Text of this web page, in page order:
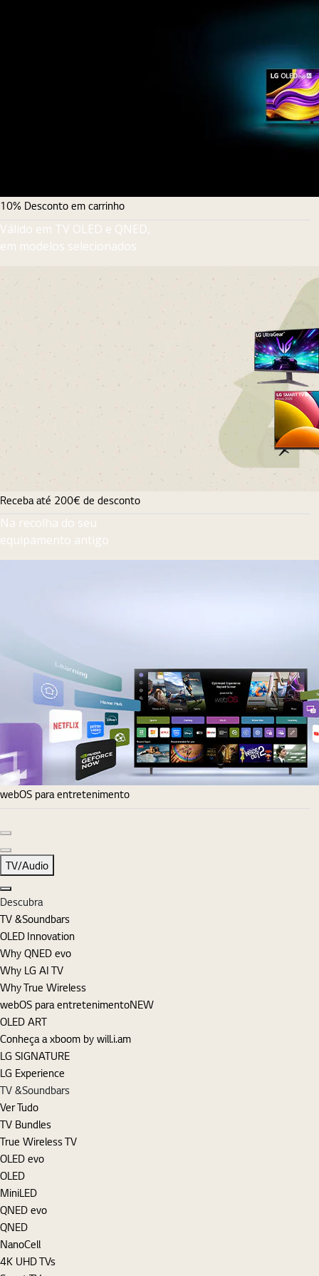
10% Desconto em carrinho
Válido em TV OLED e QNED,
em modelos selecionados
Receba até 200€ de desconto
Na recolha do seu
equipamento antigo
webOS para entretenimento
Diapositivo seguinte
TV/Audio
Fechar
Descubra
TV &Soundbars
OLED Innovation
Why QNED evo
Why LG AI TV
Why True Wireless
webOS para entretenimentoNEW
OLED ART
Conheça a xboom by will.i.am
LG SIGNATURE
LG Experience
TV &Soundbars
Ver Tudo
TV Bundles
True Wireless TV
OLED evo
OLED
MiniLED
QNED evo
QNED
NanoCell
4K UHD TVs